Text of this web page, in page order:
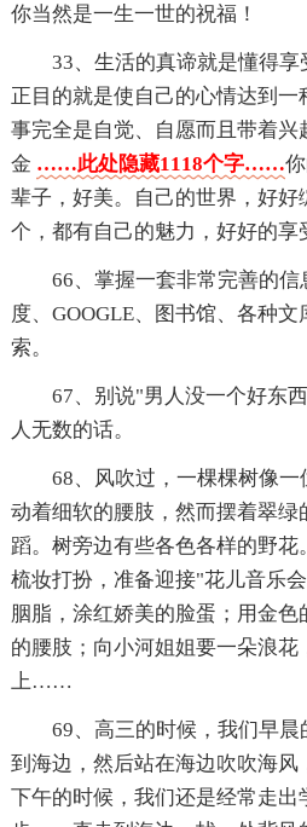
你当然是一生一世的祝福！
33、生活的真谛就是懂得
正目的就是使自己的心情达到
事完全是自觉、自愿而且带着兴
金 ……此处隐藏1118个字……
辈子，好美。自己的世界，好好
个，都有自己的魅力，好好的享
66、掌握一套非常完善的
度、GOOGLE、图书馆、各种
索。
67、别说"男人没一个好东
人无数的话。
68、风吹过，一棵棵树像
动着细软的腰肢，然而摆着翠
蹈。树旁边有些各色各样的野
梳妆打扮，准备迎接"花儿音乐
胭脂，涂红娇美的脸蛋；用金
的腰肢；向小河姐姐要一朵浪
上……
69、高三的时候，我们早
到海边，然后站在海边吹吹海风
下午的时候，我们还是经常走出